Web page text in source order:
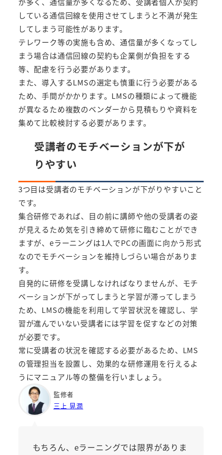
している通信回線を使用させてしまうと不満が発生
してしまう可能性があります。
テレワーク等の実施も含め、通信量が多くなってし
まう場合は通信回線の契約も企業側が負担をする
等、配慮を行う必要があります。
また、導入するLMSの選定も慎重に行う必要がある
ため、手間がかかります。LMSの種類によって機能
が異なるため複数のベンダーから見積もりや資料を
集めて比較検討する必要があります。
受講者のモチベーションが下が
りやすい
3つ目は受講者のモチベーションが下がりやすいこと
です。
集合研修であれば、目の前に講師や他の受講者の姿
が見えるため気を引き締めて研修に臨むことができ
ますが、eラーニングは1人でPCの画面に向かう形式
なのでモチベーションを維持しづらい場合がありま
す。
自発的に研修を受講しなければなりませんが、モチ
ベーションが下がってしまうと学習が滞ってしまう
ため、LMSの機能を利用して学習状況を確認し、学
習が進んでいない受講者には学習を促すなどの対策
が必要です。
常に受講者の状況を確認する必要があるため、LMS
の管理担当を設置し、効果的な研修運用を行えるよ
うにマニュアル等の整備を行いましょう。
監修者
三上 晃潤
もちろん、eラーニングでは限界がありま